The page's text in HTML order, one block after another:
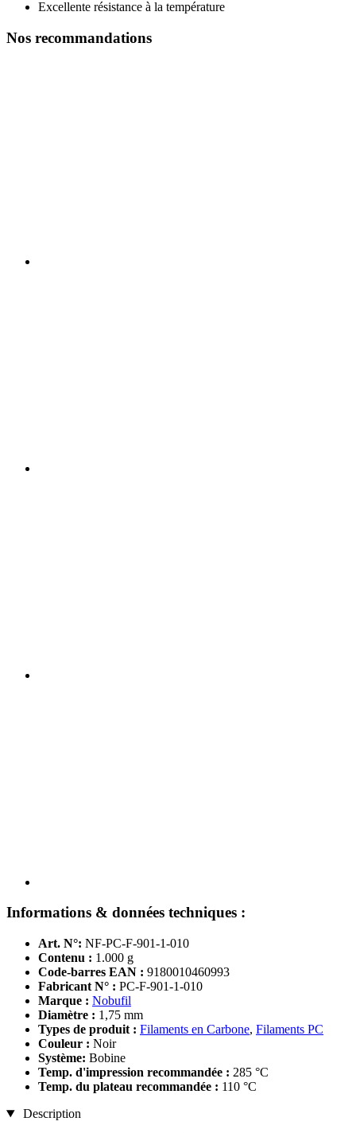
Excellente résistance à la température
Nos recommandations
Informations & données techniques :
Art. N°: NF-PC-F-901-1-010
Contenu : 1.000 g
Code-barres EAN : 9180010460993
Fabricant N° : PC-F-901-1-010
Marque : Nobufil
Diamètre : 1,75 mm
Types de produit : Filaments en Carbone, Filaments PC
Couleur : Noir
Système: Bobine
Temp. d'impression recommandée : 285 °C
Temp. du plateau recommandée : 110 °C
Description